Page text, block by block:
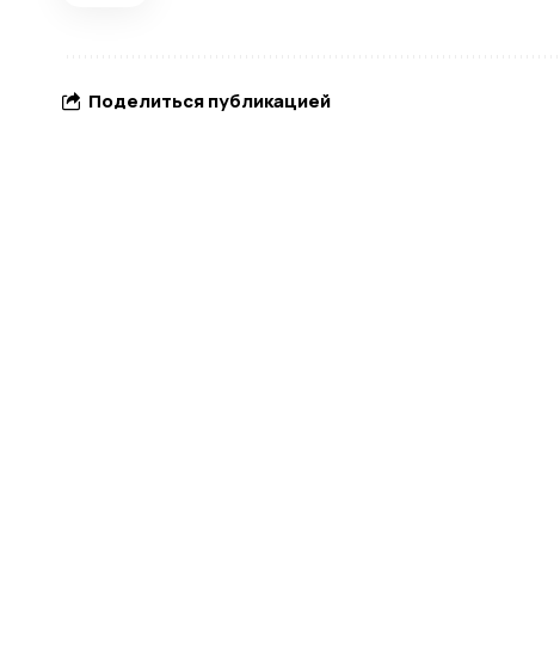
Поделиться публикацией